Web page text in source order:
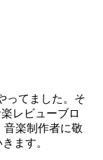
ってました。そ
レビューブロ
音楽制作者に敬
ます。